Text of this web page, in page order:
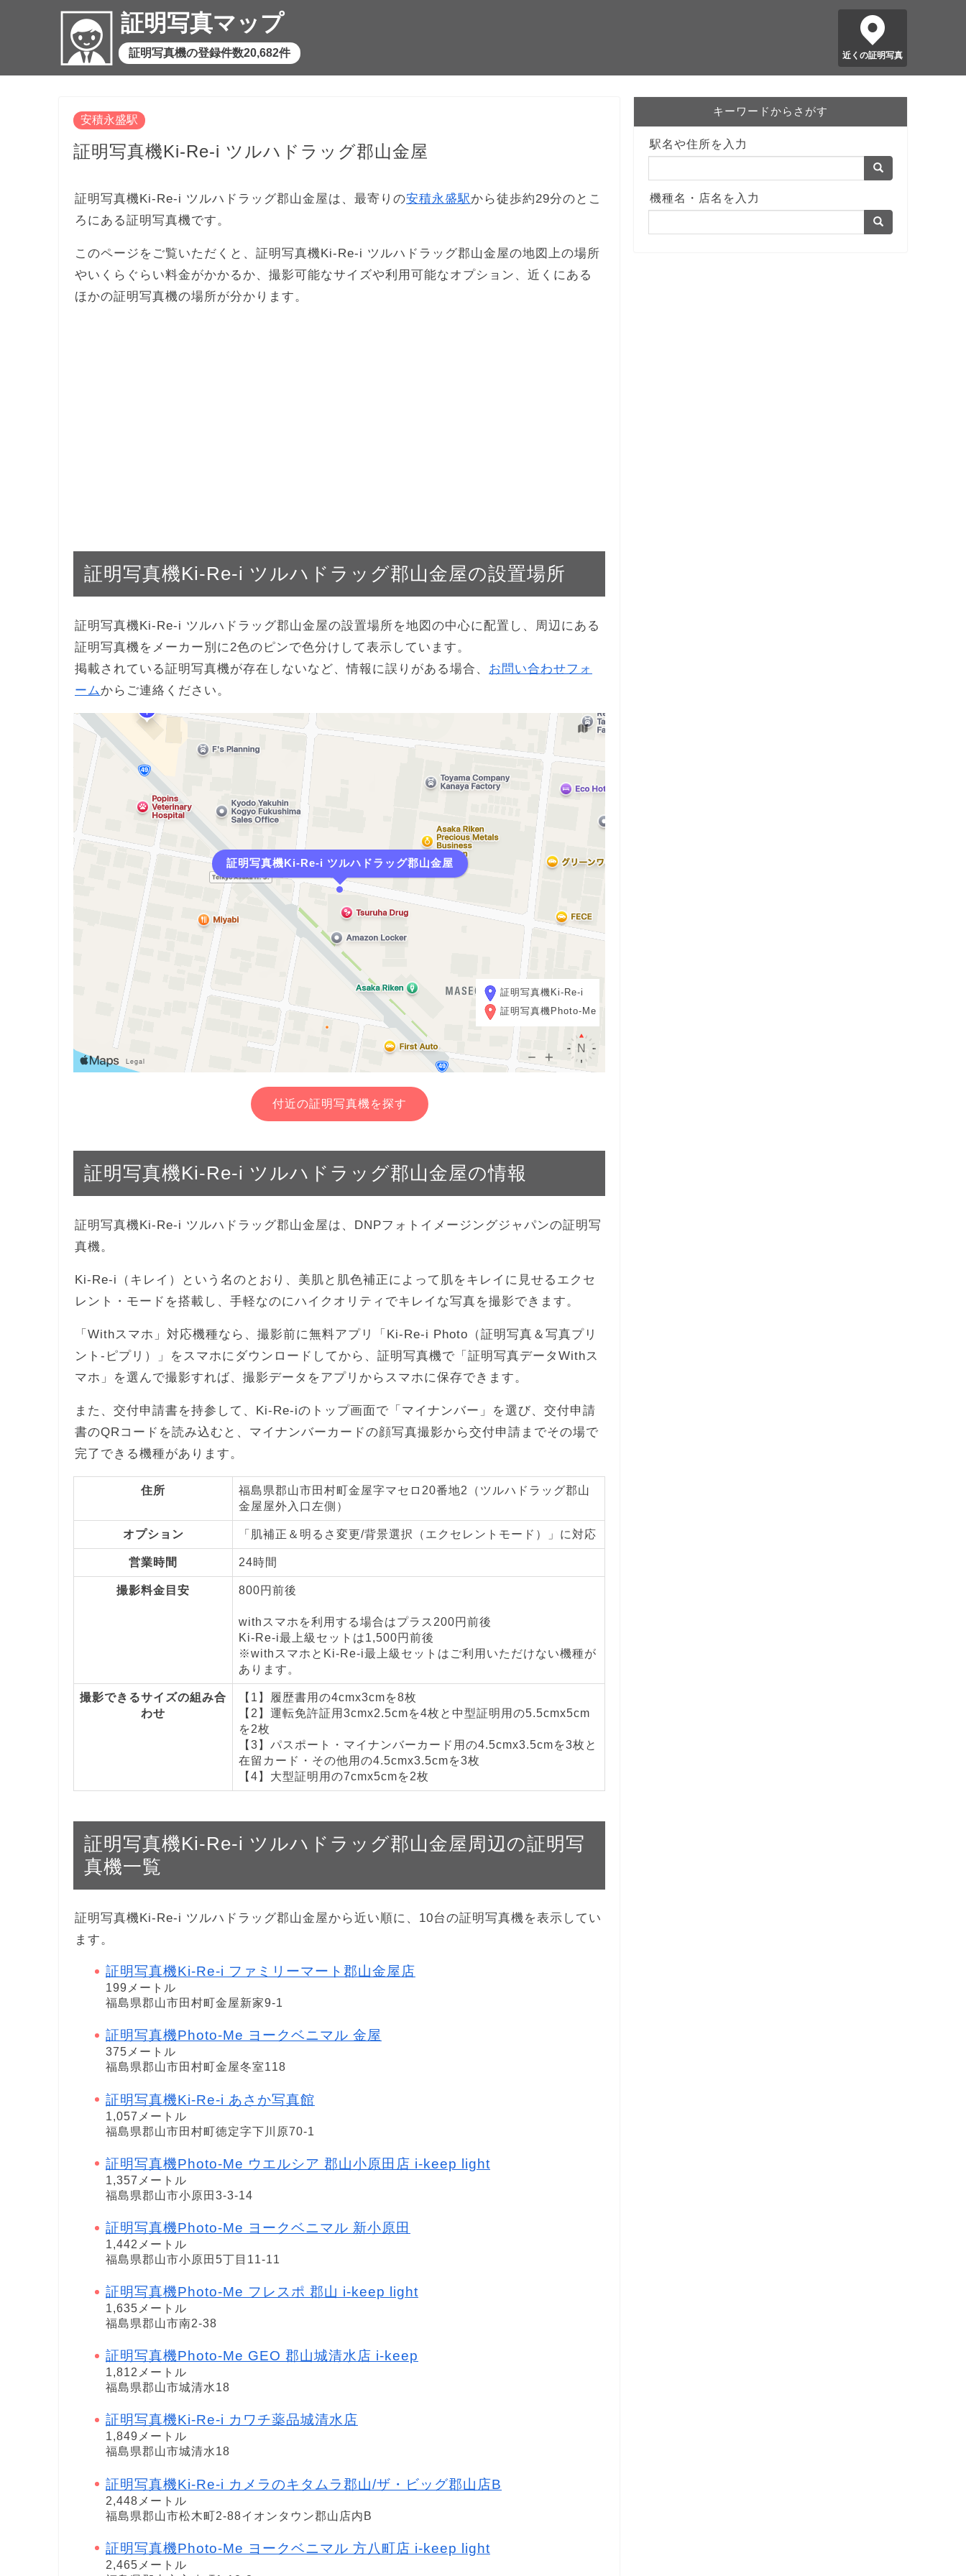
証明写真マップ
証明写真機の登録件数20,682件 近くの証明写真
安積永盛駅
証明写真機Ki-Re-i ツルハドラッグ郡山金屋
証明写真機Ki-Re-i ツルハドラッグ郡山金屋は、最寄りの安積永盛駅から徒歩約29分のとこ
ろにある証明写真機です。
このページをご覧いただくと、証明写真機Ki-Re-i ツルハドラッグ郡山金屋の地図上の場所
やいくらぐらい料金がかかるか、撮影可能なサイズや利用可能なオプション、近くにある
ほかの証明写真機の場所が分かります。
証明写真機Ki-Re-i ツルハドラッグ郡山金屋の設置場所
証明写真機Ki-Re-i ツルハドラッグ郡山金屋の設置場所を地図の中心に配置し、周辺にある
証明写真機をメーカー別に2色のピンで色分けして表示しています。
掲載されている証明写真機が存在しないなど、情報に誤りがある場合、 お問い合わせフォ
ーム からご連絡ください。
証明写真機Ki-Re-i ツルハドラッグ郡山金屋
証明写真機Ki-Re-i
証明写真機Photo-Me
付近の証明写真機を探す
証明写真機Ki-Re-i ツルハドラッグ郡山金屋の情報
証明写真機Ki-Re-i ツルハドラッグ郡山金屋は、DNPフォトイメージングジャパンの証明写
真機。
Ki-Re-i（キレイ）という名のとおり、美肌と肌色補正によって肌をキレイに見せるエクセ
レント・モードを搭載し、手軽なのにハイクオリティでキレイな写真を撮影できます。
「Withスマホ」対応機種なら、撮影前に無料アプリ「Ki-Re-i Photo（証明写真＆写真プリ
ント-ピプリ）」をスマホにダウンロードしてから、証明写真機で「証明写真データWithス
マホ」を選んで撮影すれば、撮影データをアプリからスマホに保存できます。
また、交付申請書を持参して、Ki-Re-iのトップ画面で「マイナンバー」を選び、交付申請
書のQRコードを読み込むと、マイナンバーカードの顔写真撮影から交付申請までその場で
完了できる機種があります。
住所
福島県郡山市田村町金屋字マセロ20番地2（ツルハドラッグ郡山
金屋屋外入口左側）
オプション 「肌補正＆明るさ変更/背景選択（エクセレントモード）」に対応
営業時間 24時間
撮影料金目安 800円前後
withスマホを利用する場合はプラス200円前後
Ki-Re-i最上級セットは1,500円前後
※withスマホとKi-Re-i最上級セットはご利用いただけない機種が
あります。
撮影できるサイズの組み合
わせ
【1】履歴書用の4cmx3cmを8枚
【2】運転免許証用3cmx2.5cmを4枚と中型証明用の5.5cmx5cm
を2枚
【3】パスポート・マイナンバーカード用の4.5cmx3.5cmを3枚と
在留カード・その他用の4.5cmx3.5cmを3枚
【4】大型証明用の7cmx5cmを2枚
証明写真機Ki-Re-i ツルハドラッグ郡山金屋周辺の証明写
真機一覧
証明写真機Ki-Re-i ツルハドラッグ郡山金屋から近い順に、10台の証明写真機を表示してい
ます。
証明写真機Ki-Re-i ファミリーマート郡山金屋店
199メートル
福島県郡山市田村町金屋新家9-1
証明写真機Photo-Me ヨークベニマル 金屋
375メートル
福島県郡山市田村町金屋冬室118
証明写真機Ki-Re-i あさか写真館
1,057メートル
福島県郡山市田村町徳定字下川原70-1
証明写真機Photo-Me ウエルシア 郡山小原田店 i-keep light
1,357メートル
福島県郡山市小原田3-3-14
証明写真機Photo-Me ヨークベニマル 新小原田
1,442メートル
福島県郡山市小原田5丁目11-11
証明写真機Photo-Me フレスポ 郡山 i-keep light
1,635メートル
福島県郡山市南2-38
証明写真機Photo-Me GEO 郡山城清水店 i-keep
1,812メートル
福島県郡山市城清水18
証明写真機Ki-Re-i カワチ薬品城清水店
1,849メートル
福島県郡山市城清水18
証明写真機Ki-Re-i カメラのキタムラ郡山/ザ・ビッグ郡山店B
2,448メートル
福島県郡山市松木町2-88イオンタウン郡山店内B
証明写真機Photo-Me ヨークベニマル 方八町店 i-keep light
2,465メートル
キーワードからさがす
駅名や住所を入力
機種名・店名を入力